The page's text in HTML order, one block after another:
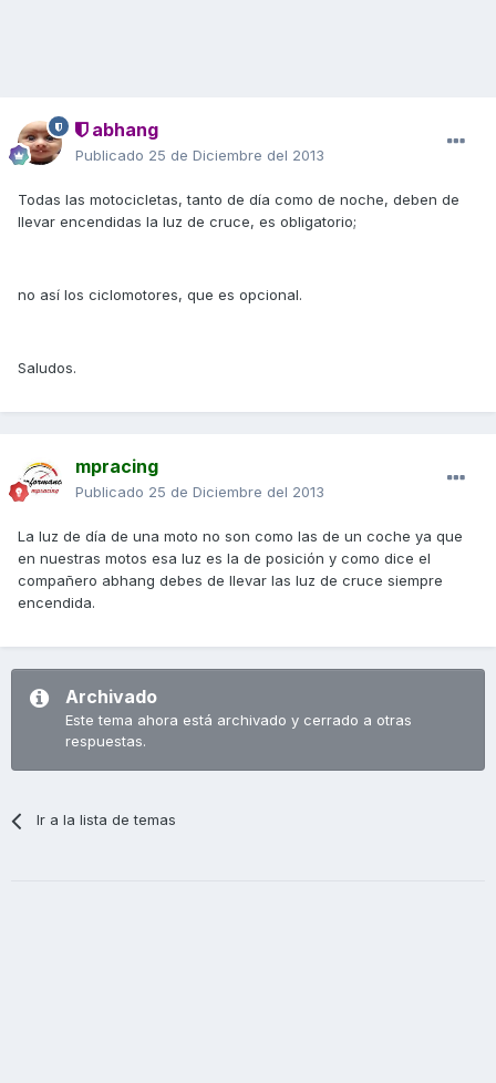
abhang
Publicado 25 de Diciembre del 2013
Todas las motocicletas, tanto de día como de noche, deben de
llevar encendidas la luz de cruce, es obligatorio;
no así los ciclomotores, que es opcional.
Saludos.
mpracing
Publicado 25 de Diciembre del 2013
La luz de día de una moto no son como las de un coche ya que
en nuestras motos esa luz es la de posición y como dice el
compañero abhang debes de llevar las luz de cruce siempre
encendida.
Archivado
Este tema ahora está archivado y cerrado a otras
respuestas.
Ir a la lista de temas